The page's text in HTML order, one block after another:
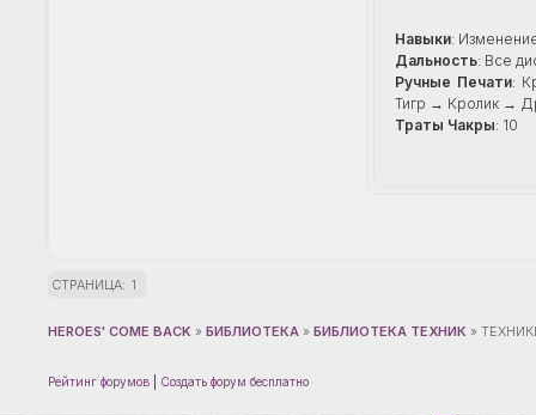
Навыки:
Дальность: Все
Ручные Печати:
Тигр → Кролик →
Траты Чакры: 10
СТРАНИЦА: 1
HEROES' COME BACK » БИБЛИОТЕКА » БИБЛИОТЕКА ТЕХНИК »
Рейтинг форумов Создать форум бесплатно